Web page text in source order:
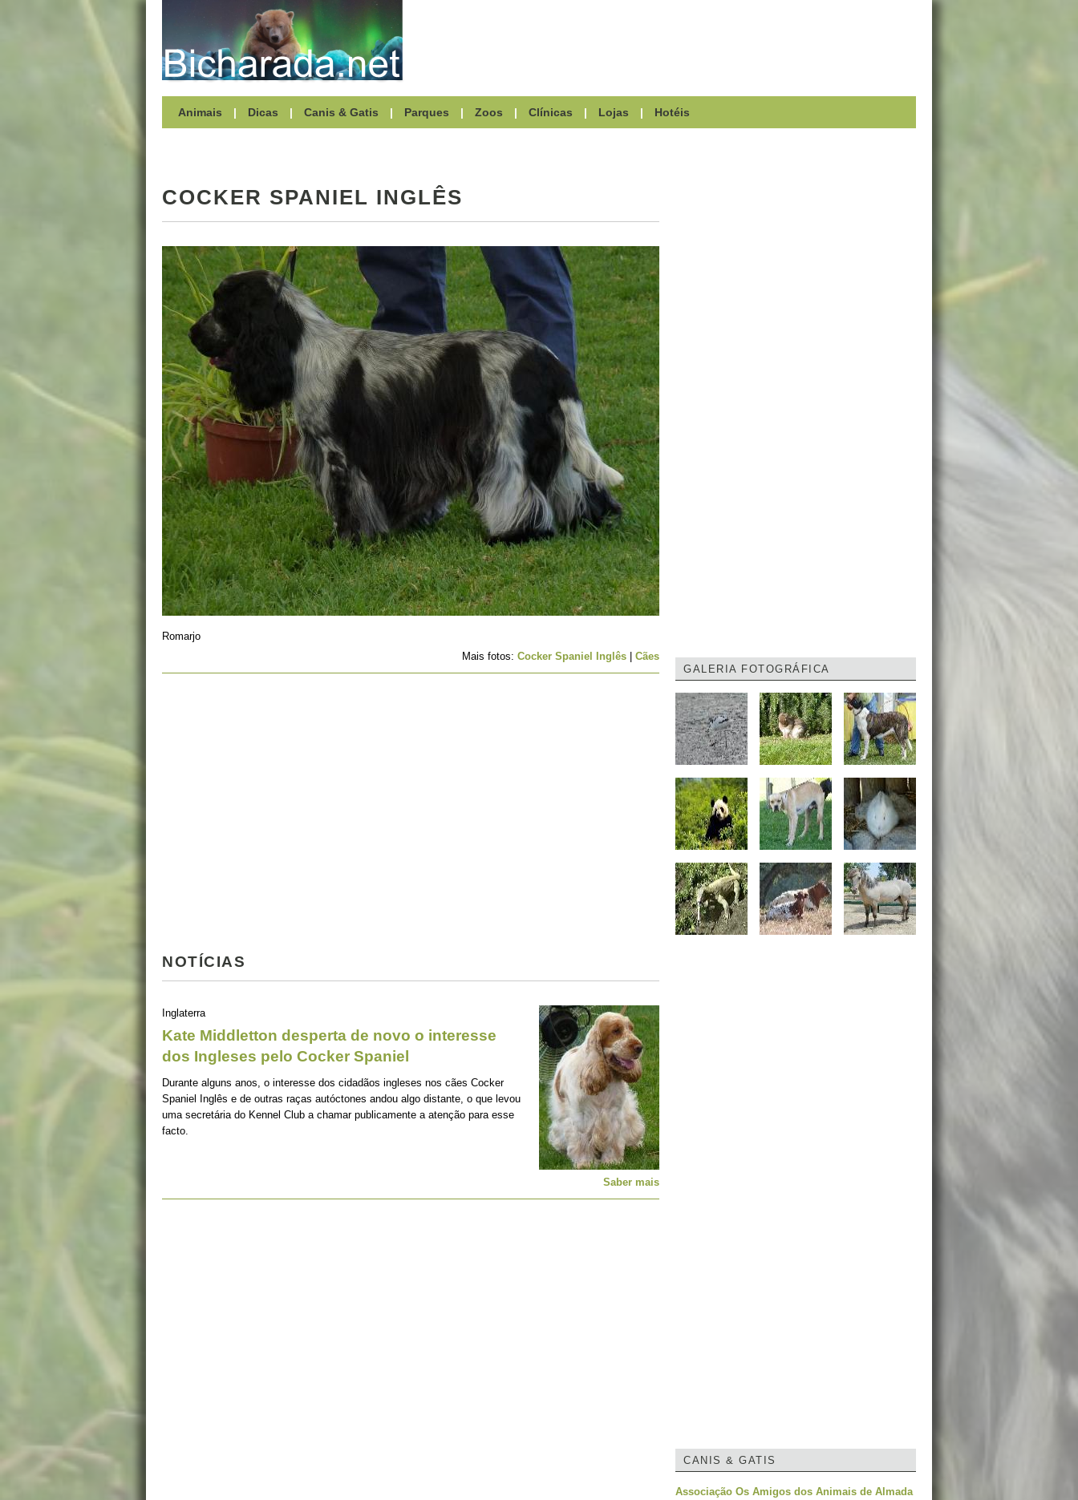
Animais | Dicas | Canis & Gatis | Parques | Zoos | Clínicas | Lojas | Hotéis
COCKER SPANIEL INGLÊS
Romarjo
Mais fotos: Cocker Spaniel Inglês Cães
NOTÍCIAS
Inglaterra
Kate Middletton desperta de novo o interesse
dos Ingleses pelo Cocker Spaniel
Durante alguns anos, o interesse dos cidadãos ingleses nos cães Cocker
Spaniel Inglês e de outras raças autóctones andou algo distante, o que levou
uma secretária do Kennel Club a chamar publicamente a atenção para esse
facto.
Saber mais
GALERIA FOTOGRÁFICA
CANIS & GATIS
Associação Os Amigos dos Animais de Almada